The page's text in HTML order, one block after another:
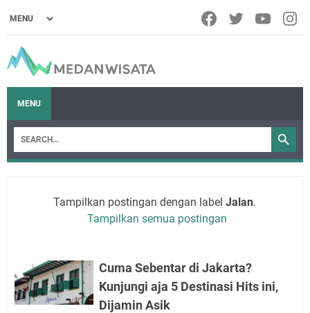
MENU
Tampilkan postingan dengan labelJalan.
Tampilkan semua postingan
Cuma Sebentar di Jakarta?
Kunjungi aja 5 Destinasi Hits ini,
Dijamin Asik